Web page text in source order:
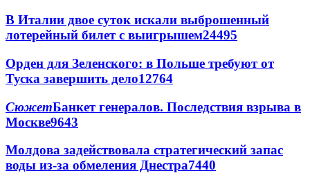
В Италии двое суток искали выброшенный
лотерейный билет с выигрышем24495
Орден для Зеленского: в Польше требуют от
Туска завершить дело12764
СюжетБанкет генералов. Последствия взрыва в
Москве9643
Молдова задействовала стратегический запас
воды из-за обмеления Днестра7440